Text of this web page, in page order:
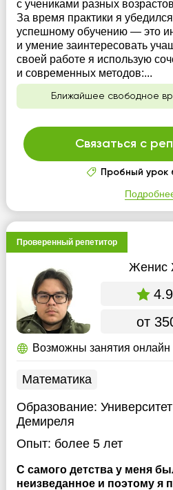
с учениками разных
За время практики я
успешному обучению — это
и умение заинтересовать
своей работе я использую
и современных методов:...
Ближайшее свободное
Связаться с
Пробный урок
Проверенный репетитор
Женис
4.9
от
Возможны занятия онлайн
Математика
Образование:
Демиреля
Опыт: более 5 лет
С самого детства у меня
неизведанное и поэтому я